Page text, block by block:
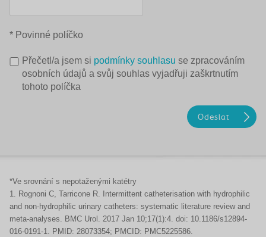
* Povinné políčko
Přečetl/a jsem si podmínky souhlasu se zpracováním
osobních údajů a svůj souhlas vyjadřuji zaškrtnutím
tohoto políčka
*Ve srovnání s nepotaženými katétry
1. Rognoni C, Tarricone R. Intermittent catheterisation with hydrophilic
and non-hydrophilic urinary catheters: systematic literature review and
meta-analyses. BMC Urol. 2017 Jan 10;17(1):4. doi: 10.1186/s12894-
016-0191-1. PMID: 28073354; PMCID: PMC5225586.